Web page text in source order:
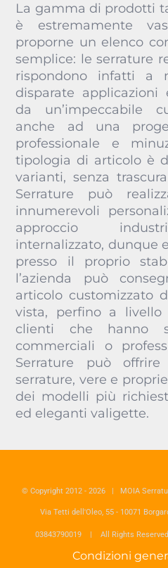
La gamma di prodotti
è estremamente
proporne un elenco
semplice: le serrature
rispondono infatti a
disparate applicazioni
da un’impeccabile
anche ad una
professionale e
tipologia di articolo è
varianti, senza
Serrature può
innumerevoli
approccio
internalizzato, dunque
presso il proprio
l’azienda può
articolo customizzato
vista, perfino a
clienti che hanno
commerciali o
Serrature può
serrature, vere e
dei modelli più
ed eleganti valigette.
© Copyright 2012 - 2026 | MOIA
Via Tetti dell'Oleo, 55 - 10071
03843790019 | All Rights
Condizioni